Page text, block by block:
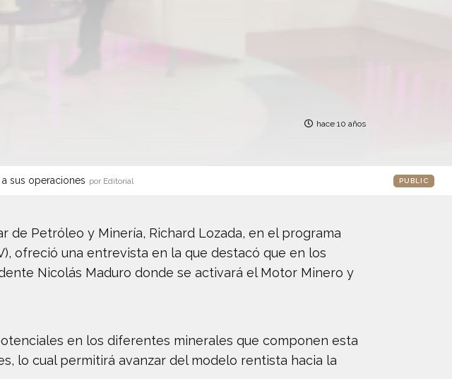
hace 10 años
sus operaciones por Editorial PUBLIC
de Petróleo y Minería, Richard Lozada, en el programa
ofreció una entrevista en la que destacó que en los
Nicolás Maduro donde se activará el Motor Minero y
en los diferentes minerales que componen esta
lo cual permitirá avanzar del modelo rentista hacia la